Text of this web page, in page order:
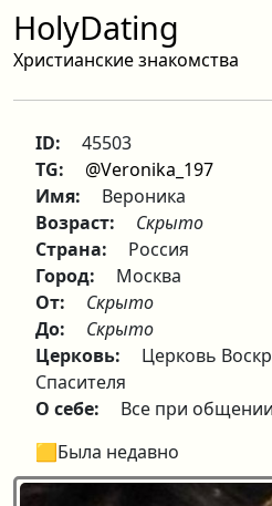
HolyDating
Христианские знакомства
ID:
45503
TG:
@Veronika_197
Имя:
Вероника
Возраст:
Скрыто
Страна:
Россия
Город:
Москва
От:
Скрыто
До:
Скрыто
Церковь:
Церковь
Спасителя
О себе:
Все при общении
🟨Была недавно